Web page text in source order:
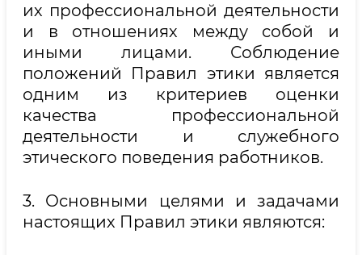
их профессиональной деятельности
и в отношениях между собой и
иными лицами. Соблюдение
положений Правил этики является
одним из критериев оценки
качества профессиональной
деятельности и служебного
этического поведения работников.
3. Основными целями и задачами
настоящих Правил этики являются: